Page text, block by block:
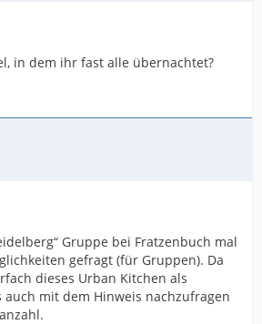
in dem ihr fast alle übernachtet?
Gruppe bei Fratzenbuch mal
gefragt (für Gruppen). Da
dieses Urban Kitchen als
auch mit dem Hinweis nachzufragen